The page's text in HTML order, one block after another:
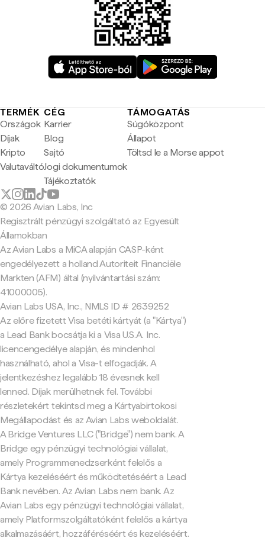
TERMÉK
Országok
Díjak
Kripto
Valutaváltó
CÉG
Karrier
Blog
Sajtó
Jogi dokumentumok
Tájékoztatók
TÁMOGATÁS
Súgóközpont
Állapot
Töltsd le a Morse appot
© 2026 Avian Labs, Inc
Regisztrált pénzügyi szolgáltató az Egyesült
Államokban
Az Avian Labs a MiCA alapján CASP-ként
engedélyezett a holland Autoriteit Financiële
Markten (AFM) által (nyilvántartási szám:
41000005).
Avian Labs USA, Inc., NMLS ID # 2639252
Az előre fizetett Visa betéti kártyát (a "Kártya")
a Lead Bank bocsátja ki a Visa U.S.A. Inc.
licencengedélye alapján, és mindenhol
használható, ahol a Visa-t elfogadják. A
jelentkezéshez legalább 18 évesnek kell
lenned. Díjak merülhetnek fel. További
részletekért tekintsd meg a Kártyabirtokosi
Megállapodást és az Avian Labs weboldalát.
A Bridge Ventures LLC ("Bridge") nem bank. A
Bridge egy pénzügyi technológiai vállalat,
amely Programmenedzserként felelős a
Kártya kezeléséért és működtetéséért a Lead
Bank nevében. Az Avian Labs nem bank. Az
Avian Labs egy pénzügyi technológiai vállalat,
amely Platformszolgáltatóként felelős a kártya
alkalmazásáért, hozzáféréséért és kezeléséért.